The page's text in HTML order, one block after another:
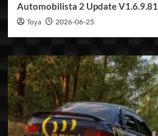
Automobilista 2 Update V1.6.9.81
Toya 2026-06-25